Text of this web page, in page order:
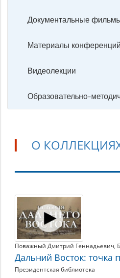
Документальные
Материалы конференций
Видеолекции
Образовательно-
О
О
коллекциях
Поважный Дмитрий Геннадьевич,
Дальний Восток: точка
Президентская библиотека